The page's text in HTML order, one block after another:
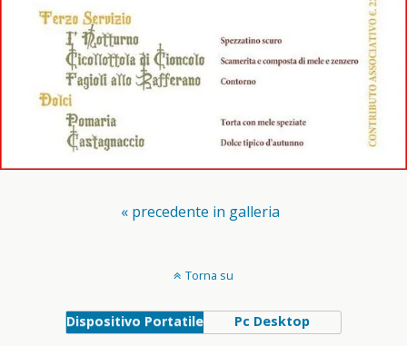
« precedente in galleria
Torna su
Dispositivo Portatile Pc Desktop